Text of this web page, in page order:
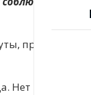
приехавшие
Нет в их